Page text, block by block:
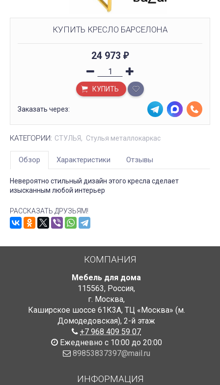
КУПИТЬ КРЕСЛО БАРСЕЛОНА
24 973 ₽
КУПИТЬ
Заказать через:
КАТЕГОРИИ: СТУЛЬЯ Стулья металлокаркас
Обзор Характеристики Отзывы
Невероятно стильный дизайн этого кресла сделает
изысканным любой интерьер
РАССКАЗАТЬ ДРУЗЬЯМ!
КОМПАНИЯ
Мебель для дома
115563, Россия,
г. Москва,
Каширское шоссе 61К3А, ТЦ «Москва» (м.
Домодедовская), 2-й этаж
+7 968 409 59 07
Ежедневно с 10:00 до 20:00
89853837397@mail.ru
ИНФОРМАЦИЯ